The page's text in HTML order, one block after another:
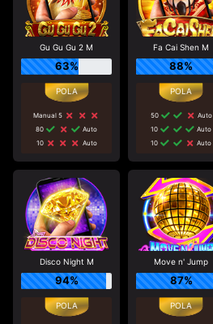
Gu Gu Gu 2 M
63%
Manual 5
80
Auto
10
Auto
Fa Cai Shen M
88%
50
Auto
10
Auto
10
Auto
Disco Night M
94%
Move n' Jump
87%